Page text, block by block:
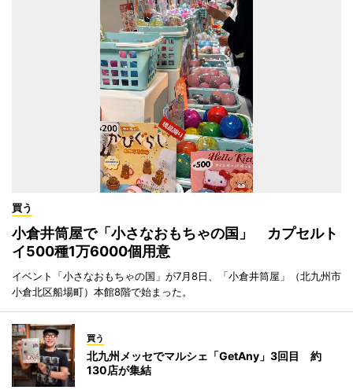
買う
小倉井筒屋で「小さなおもちゃの国」 カプセルト
イ500種1万6000個用意
イベント「小さなおもちゃの国」が7月8日、「小倉井筒屋」（北九州市
小倉北区船場町）本館8階で始まった。
買う
北九州メッセでマルシェ「GetAny」3回目 約
130店が集結